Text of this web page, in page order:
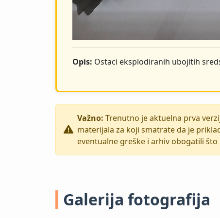
Opis: Ostaci eksplodiranih ubojitih
Važno: Trenutno je aktuelna prva
materijala za koji smatrate da je
eventualne greške i arhiv obogatili
Galerija fotografija